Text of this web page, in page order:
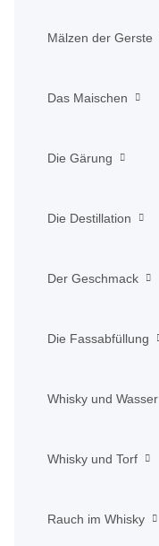
Mälzen der Gerste
Das Maischen
Die Gärung
Die Destillation
Der Geschmack
Die Fassabfüllung
Whisky und Wasser
Whisky und Torf
Rauch im Whisky